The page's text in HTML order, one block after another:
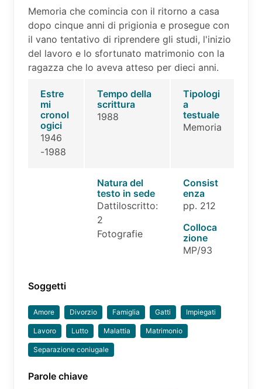
Memoria che comincia con il ritorno a casa
dopo cinque anni di prigionia e prosegue con
il vano tentativo di riprendere gli studi, l'inizio
del lavoro e lo sfortunato matrimonio con la
ragazza che lo aveva atteso per dieci anni.
Estre
mi
cronol
ogici
1946
-1988
Tempo della
scrittura
1988
Tipologi
a
testuale
Memoria
Natura del
testo in sede
Dattiloscritto:
2
Fotografie
Consist
enza
pp. 212
Colloca
zione
MP/93
Soggetti
Amore Divorzio Famiglia Gatti Impiegati
Lavoro Lutto Malattia Matrimonio
Separazione coniugale
Parole chiave